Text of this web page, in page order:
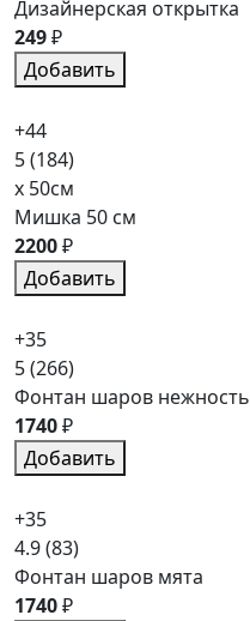
Дизайнерская открытка
249₽
Добавить
+44
5(184)
x 50см
Мишка 50 см
2200₽
Добавить
+35
5(266)
Фонтан шаров нежность
1740₽
Добавить
+35
4.9(83)
Фонтан шаров мята
1740₽